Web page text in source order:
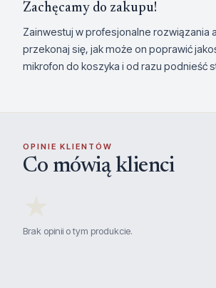
Zachęcamy do zakupu!
Zainwestuj w profesjonalne rozwiązania
przekonaj się, jak może on poprawić
mikrofon do koszyka i od razu podnieść
OPINIE KLIENTÓW
Co mówią klienci
Brak opinii o tym produkcie.